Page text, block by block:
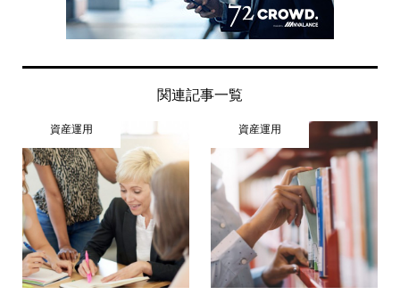
関連記事一覧
資産運用 資産運用